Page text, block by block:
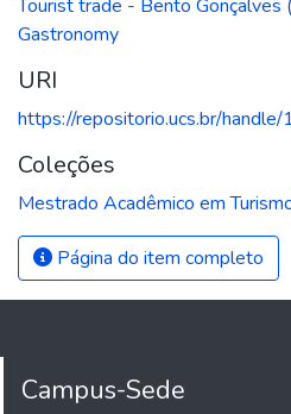
Tourist trade - Bento Gonçalves
Gastronomy
URI
https://repositorio.ucs.br/
Coleções
Mestrado Acadêmico em
Página do item completo
Campus-Sede